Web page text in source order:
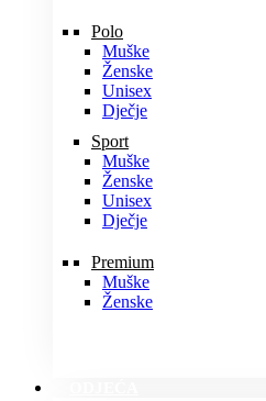
Polo
Muške
Ženske
Unisex
Dječje
Sport
Muške
Ženske
Unisex
Dječje
Premium
Muške
Ženske